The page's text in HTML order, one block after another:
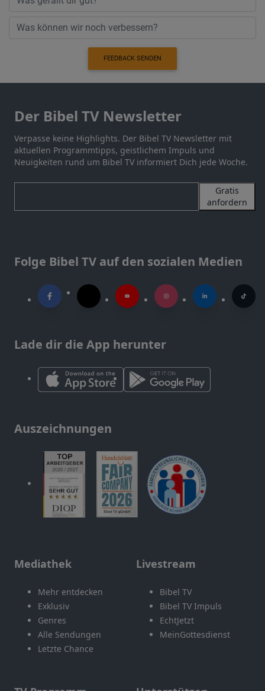
FEEDBACK SENDEN
Der Bibel TV Newsletter
Verpasse keine Highlights. Der Bibel TV Newsletter mit
aktuellen Programmtipps, geistlichem Impuls und
Neuigkeiten rund um Bibel TV informiert Dich jede Woche.
Gratis
anfordern
Folge Bibel TV auf den sozialen Medien
Lade dir die App herunter
Auszeichnungen
Mediathek
Mehr entdecken
Exklusiv
Genres
Alle Sendungen
Letzte Chance
Livestream
Bibel TV
Bibel TV Impuls
EchtJetzt
MeinGottesdienst